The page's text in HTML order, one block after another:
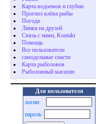
Карта водоемов и глубин
Прогноз клёва рыбы
Погода
Линки на друзей
Связь с нами, Kontakt
Помощь
Все пользователи
самодельные снасти
Карта рыболовов
Рыболовный магазин
Для пользователя
логин:
пароль: